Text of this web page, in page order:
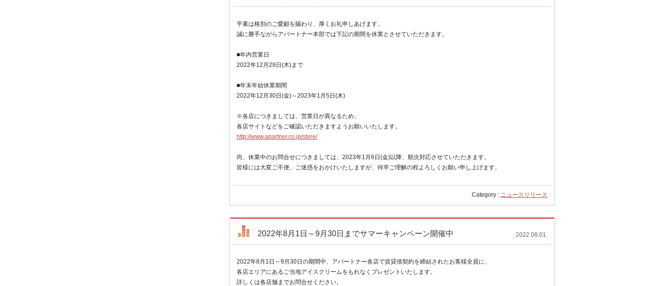
平素は格別のご愛顧を賜わり、厚くお礼申しあげます。
誠に勝手ながらアパートナー本部では下記の期間を休業とさせていただきます。
■年内営業日
2022年12月29日(木)まで
■年末年始休業期間
2022年12月30日(金)～2023年1月5日(木)
※各店につきましては、営業日が異なるため、
各店サイトなどをご確認いただきますようお願いいたします。
http://www.apartner.co.jp/store/
尚、休業中のお問合せにつきましては、2023年1月6日(金)以降、順次対応させていただきます。
皆様には大変ご不便、ご迷惑をおかけいたしますが、何卒ご理解の程よろしくお願い申し上げます。
Category : ニュースリリース
2022年8月1日～9月30日までサマーキャンペーン開催中 2022.08.01
2022年8月1日～9月30日の期間中、アパートナー各店で賃貸借契約を締結されたお客様全員に、
各店エリアにあるご当地アイスクリームをもれなくプレゼントいたします。
詳しくは各店舗までお問合せください。